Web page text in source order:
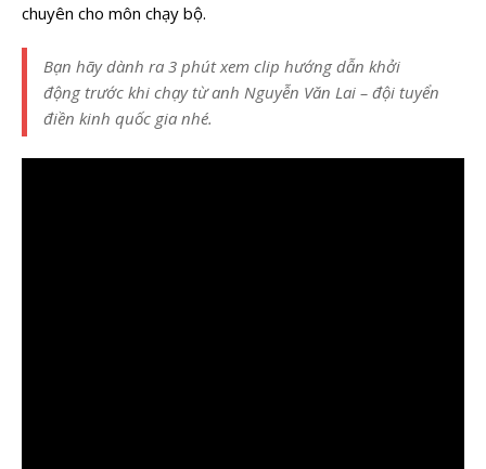
chuyên cho môn chạy bộ.
Bạn hãy dành ra 3 phút xem clip hướng dẫn khởi
động trước khi chạy từ anh Nguyễn Văn Lai – đội tuyển
điền kinh quốc gia nhé.